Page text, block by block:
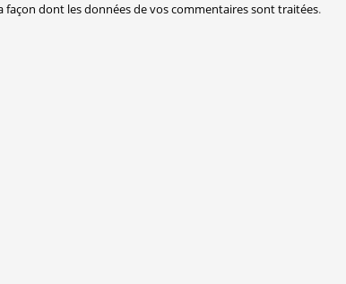
façon dont les données de vos commentaires sont traitées.